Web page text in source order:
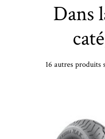
Dans
16 autres produits